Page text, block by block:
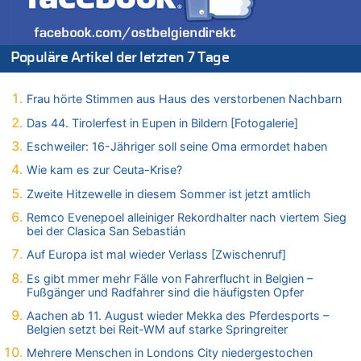
06.08.2026 - 17:21 von Dax zu
Zweite Hitzewelle in diesem Sommer ist jetzt amtlich
06.08.2026 - 17:01 von Wahlstimme? zu
FIFA-Spitze demonstriert Einigkeit trotz Kritik und neuer
06.08.2026 - 16:53 von Frage zu
Zweite Hitzewelle in diesem Sommer ist jetzt amtlich
06.08.2026 - 16:39 von Noah Parmentier zu
Zweite Hitzewelle in diesem Sommer ist jetzt amtlich
06.08.2026 - 16:10 von Dax zu
Wasserstand des Rheins in NRW so niedrig wie noch nie
06.08.2026 - 15:51 von SuperBoy zu
Eschweiler: 16-Jähriger soll seine Oma ermordet haben
06.08.2026 - 15:42 von PvD zu
Mehrere Menschen in Londons City niedergestochen
06.08.2026 - 15:42 von Dax zu
Zweite Hitzewelle in diesem Sommer ist jetzt amtlich
Populäre Artikel der letzten 7 Tage
Frau hörte Stimmen aus Haus des verstorbenen Nachbarn
Das 44. Tirolerfest in Eupen in Bildern [Fotogalerie]
Eschweiler: 16-Jähriger soll seine Oma ermordet haben
Wie kam es zur Ceuta-Krise?
Zweite Hitzewelle in diesem Sommer ist jetzt amtlich
Remco Evenepoel alleiniger Rekordhalter nach viertem Sieg
bei der Clasica San Sebastián
Auf Europa ist mal wieder Verlass [Zwischenruf]
Es gibt mmer mehr Fälle von Fahrerflucht in Belgien –
Fußgänger und Radfahrer sind die häufigsten Opfer
Aachen ab 11. August wieder Mekka des Pferdesports –
Belgien setzt bei Reit-WM auf starke Springreiter
Mehrere Menschen in Londons City niedergestochen